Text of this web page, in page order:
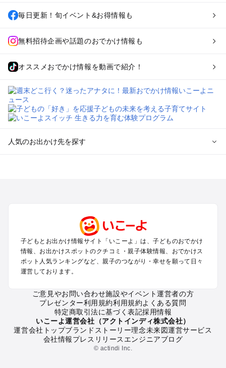
毎日更新！旬イベント&お得情報も
無料招待企画や話題のおでかけ情報も
オススメおでかけ情報を動画で紹介！
人気のお出かけ先を探す
関西のプールおでかけ
中国･四国のプールおでかけ
九州･沖縄のプールおでかけ
定番お出かけスポット
牧場
子どもとお出かけ情報サイト「いこーよ」は、子どものおでかけ
情報、お出かけスポットのクチコミ・親子体験情報、おでかけス
ポット人気ランキングなど、親子のつながり・幸せを願って日々
運営しております。
ご意見やお問い合わせ施設やイベント運営者の方
プレゼンター利用規約利用規約よくある質問
特定商取引法に基づく表記採用情報
いこーよ運営会社（アクトインディ株式会社）
運営会社トップブランドストーリー理念未来図運営サービス
会社情報プレスリリース エンジニアブログ
© actindi Inc.